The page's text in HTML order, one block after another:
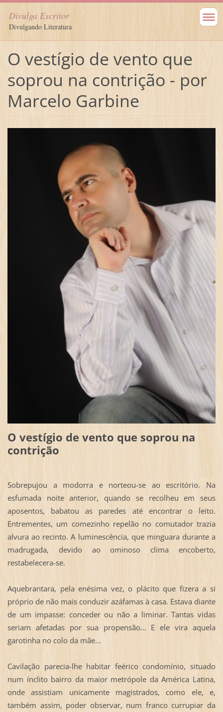
Divulga Escritor
Divulgando Literatura
O vestígio de vento que
soprou na contrição - por
Marcelo Garbine
O vestígio de vento que soprou na
contrição
Sobrepujou a modorra e norteou-se ao escritório. Na
esfumada noite anterior, quando se recolheu em seus
aposentos, babatou as paredes até encontrar o leito.
Entrementes, um comezinho repelão no comutador trazia
alvura ao recinto. A luminescência, que minguara durante a
madrugada, devido ao ominoso clima encoberto,
restabelecera-se.
Aquebrantara, pela enésima vez, o plácito que fizera a si
próprio de não mais conduzir azáfamas à casa. Estava diante
de um impasse: conceder ou não a liminar. Tantas vidas
seriam afetadas por sua propensão... E ele vira aquela
garotinha no colo da mãe...
Cavilação parecia-lhe habitar feérico condomínio, situado
num ínclito bairro da maior metrópole da América Latina,
onde assistiam unicamente magistrados, como ele, e,
também assim, poder observar, num franco currupiar da